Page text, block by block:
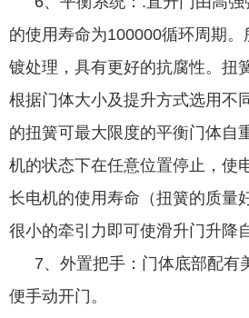
的使用寿命为100000循环周期
镀处理，具有更好的抗腐性。扭
根据门体大小及提升方式选用不
的扭簧可最大限度的平衡门体自
机的状态下在任意位置停止，使
长电机的使用寿命（扭簧的质量
很小的牵引力即可使滑升门升降
7、外置把手：门体底部配有
便手动开门。